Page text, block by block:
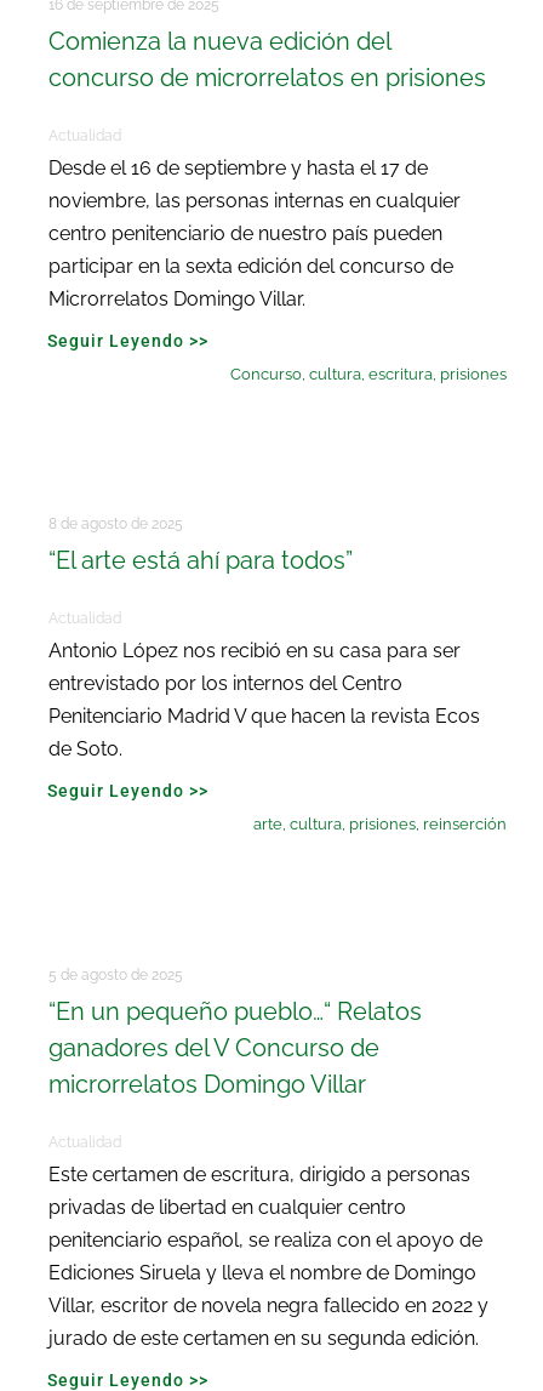
16 de septiembre de 2025
Comienza la nueva edición del
concurso de microrrelatos en prisiones
Actualidad
Desde el 16 de septiembre y hasta el 17 de
noviembre, las personas internas en cualquier
centro penitenciario de nuestro país pueden
participar en la sexta edición del concurso de
Microrrelatos Domingo Villar.
Seguir Leyendo >>
Concurso ,cultura ,escritura prisiones
8 de agosto de 2025
“El arte está ahí para todos”
Actualidad
Antonio López nos recibió en su casa para ser
entrevistado por los internos del Centro
Penitenciario Madrid V que hacen la revista Ecos
de Soto.
Seguir Leyendo >>
arte,cultura, prisiones, reinserción
5 de agosto de 2025
“En un pequeño pueblo…“ Relatos
ganadores del V Concurso de
microrrelatos Domingo Villar
Actualidad
Este certamen de escritura, dirigido a personas
privadas de libertad en cualquier centro
penitenciario español, se realiza con el apoyo de
Ediciones Siruela y lleva el nombre de Domingo
Villar, escritor de novela negra fallecido en 2022 y
jurado de este certamen en su segunda edición.
Seguir Leyendo >>